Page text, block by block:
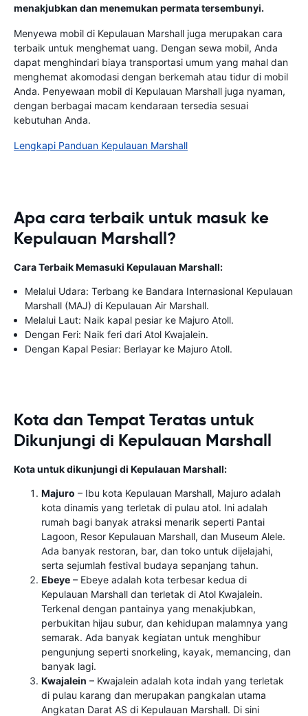
menakjubkan dan menemukan permata tersembunyi.
Menyewa mobil di Kepulauan Marshall juga merupakan cara
terbaik untuk menghemat uang. Dengan sewa mobil, Anda
dapat menghindari biaya transportasi umum yang mahal dan
menghemat akomodasi dengan berkemah atau tidur di mobil
Anda. Penyewaan mobil di Kepulauan Marshall juga nyaman,
dengan berbagai macam kendaraan tersedia sesuai
kebutuhan Anda.
Lengkapi Panduan Kepulauan Marshall
Apa cara terbaik untuk masuk ke
Kepulauan Marshall?
Cara Terbaik Memasuki Kepulauan Marshall:
Melalui Udara: Terbang ke Bandara Internasional Kepulauan
Marshall (MAJ) di Kepulauan Air Marshall.
Melalui Laut: Naik kapal pesiar ke Majuro Atoll.
Dengan Feri: Naik feri dari Atol Kwajalein.
Dengan Kapal Pesiar: Berlayar ke Majuro Atoll.
Kota dan Tempat Teratas untuk
Dikunjungi di Kepulauan Marshall
Kota untuk dikunjungi di Kepulauan Marshall:
Majuro – Ibu kota Kepulauan Marshall, Majuro adalah
kota dinamis yang terletak di pulau atol. Ini adalah
rumah bagi banyak atraksi menarik seperti Pantai
Lagoon, Resor Kepulauan Marshall, dan Museum Alele.
Ada banyak restoran, bar, dan toko untuk dijelajahi,
serta sejumlah festival budaya sepanjang tahun.
Ebeye – Ebeye adalah kota terbesar kedua di
Kepulauan Marshall dan terletak di Atol Kwajalein.
Terkenal dengan pantainya yang menakjubkan,
perbukitan hijau subur, dan kehidupan malamnya yang
semarak. Ada banyak kegiatan untuk menghibur
pengunjung seperti snorkeling, kayak, memancing, dan
banyak lagi.
Kwajalein – Kwajalein adalah kota indah yang terletak
di pulau karang dan merupakan pangkalan utama
Angkatan Darat AS di Kepulauan Marshall. Di sini